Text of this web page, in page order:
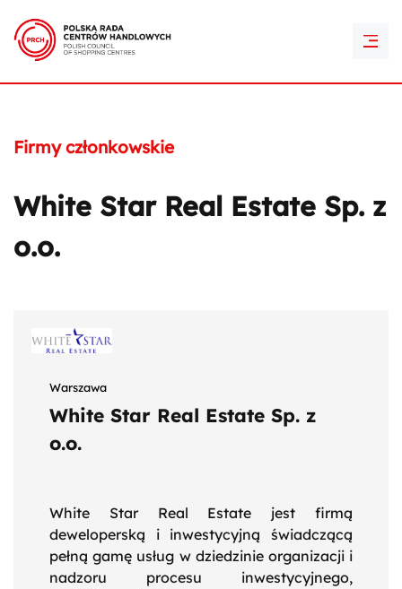
Firmy członkowskie
White Star Real Estate Sp. z
o.o.
Warszawa
White Star Real Estate Sp. z
o.o.
White Star Real Estate jest firmą
deweloperską i inwestycyjną świadczącą
pełną gamę usług w dziedzinie organizacji i
nadzoru procesu inwestycyjnego,